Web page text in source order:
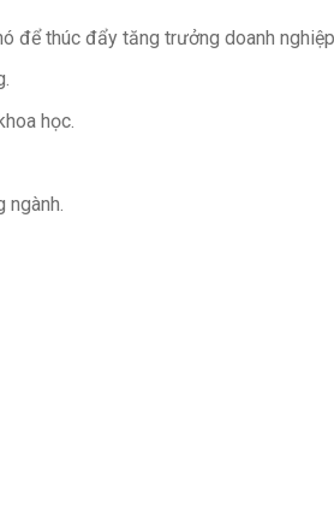
để thúc đẩy tăng trưởng doanh nghiệp.
học.
ngành.